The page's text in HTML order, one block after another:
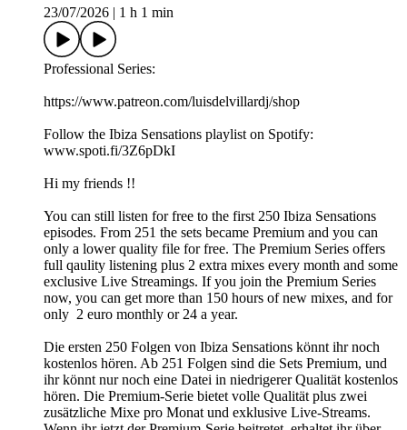
23/07/2026
1 h 1 min
Professional Series:
https://www.patreon.com/luisdelvillardj/shop
Follow the Ibiza Sensations playlist on Spotify:
www.spoti.fi/3Z6pDkI
Hi my friends !!
You can still listen for free to the first 250 Ibiza Sensations
episodes. From 251 the sets became Premium and you can
only a lower quality file for free. The Premium Series offers
full qaulity listening plus 2 extra mixes every month and some
exclusive Live Streamings. If you join the Premium Series
now, you can get more than 150 hours of new mixes, and for
only 2 euro monthly or 24 a year.
Die ersten 250 Folgen von Ibiza Sensations könnt ihr noch
kostenlos hören. Ab 251 Folgen sind die Sets Premium, und
ihr könnt nur noch eine Datei in niedrigerer Qualität kostenlos
hören. Die Premium-Serie bietet volle Qualität plus zwei
zusätzliche Mixe pro Monat und exklusive Live-Streams.